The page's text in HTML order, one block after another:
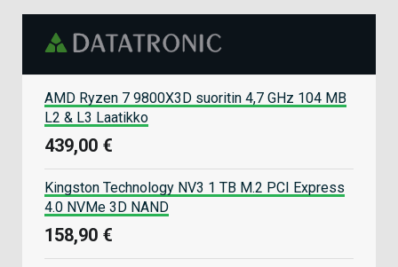
AMD Ryzen 7 9800X3D suoritin 4,7 GHz 104 MB
L2 & L3 Laatikko
439,00 €
Kingston Technology NV3 1 TB M.2 PCI Express
4.0 NVMe 3D NAND
158,90 €